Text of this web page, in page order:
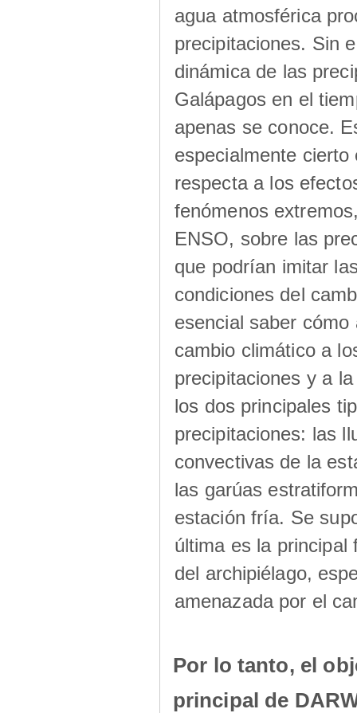
agua atmosférica
precipitaciones. Sin
dinámica de las
Galápagos en el
apenas se conoce.
especialmente cierto
respecta a los
fenómenos
ENSO, sobre las
que podrían imitar
condiciones del
esencial saber cómo
cambio climático a
precipitaciones y a
los dos principales
precipitaciones: las
convectivas de la
las garúas
estación fría. Se
última es la principal
del archipiélago,
amenazada por el
Por lo tanto, el
principal de